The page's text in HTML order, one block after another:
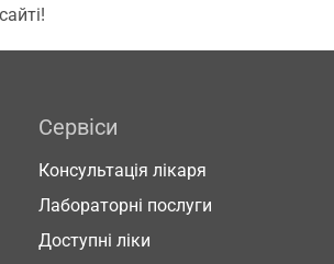
Сервіси
Консультація лікаря
Лабораторні послуги
Доступні ліки